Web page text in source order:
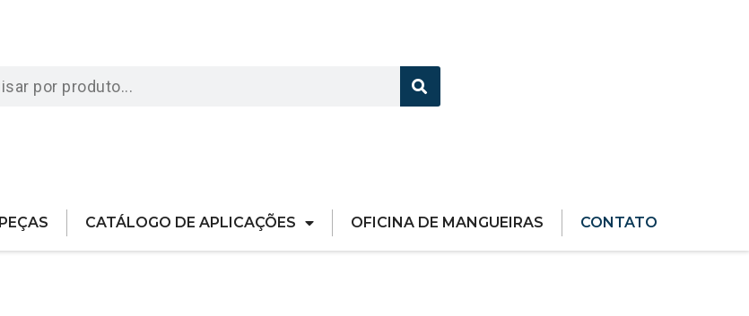
PEÇAS CATÁLOGO DE APLICAÇÕES OFICINA DE MANGUEIRAS CONTATO